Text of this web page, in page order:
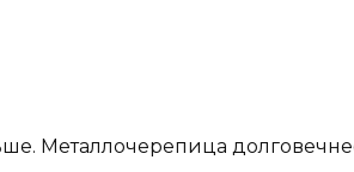
Металлочерепица